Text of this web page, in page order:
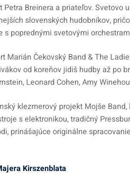
Petra Breinera a priateľov. Svetovo
slovenských hudobníkov,
s poprednými svetovými
Marián Čekovský Band & The
od koreňov jidiš hudby až po
Leonard Cohen, Amy
klezmerový projekt Mojše
s elektronikou, tradičný
prinášajúce originálne
Kirszenblata